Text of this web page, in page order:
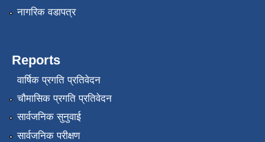
नागरिक वडापत्र
Reports
वार्षिक प्रगति प्रतिवेदन
चौमासिक प्रगति प्रतिवेदन
सार्वजनिक सुनुवाई
सार्वजनिक परीक्षण